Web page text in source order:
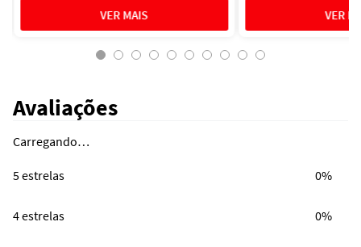
Avaliações
Carregando…
5 estrelas 0%
4 estrelas 0%